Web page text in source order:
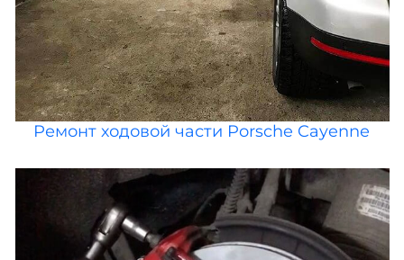
Ремонт ходовой части Porsche Cayenne